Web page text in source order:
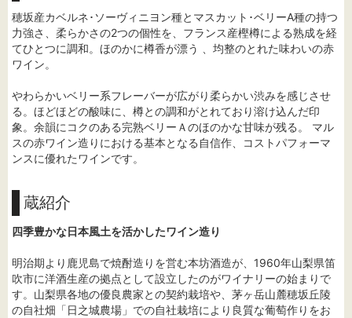
穂坂産カベルネ･ソーヴィニヨン種とマスカット･ベリーA種の持つ
力強さ、柔らかさの2つの個性を、フランス産樫樽による熟成を経
てひとつに調和。ほのかに樽香が漂う 、均整のとれた味わいの赤
ワイン。
やわらかいベリー系フレーバーが広がり柔らかい渋みを感じさせ
る。ほどほどの酸味に、樽との調和がとれており溶け込んだ印
象。余韻にコクのある完熟ベリーＡのほのかな甘味が残る。 マル
スの赤ワイン造りにおける基本となる自信作、コストパフォーマ
ンスに優れたワインです。
蔵紹介
四季豊かな日本風土を活かしたワイン造り
明治期より鹿児島で焼酎造りを営む本坊酒造が、1960年山梨県笛
吹市に洋酒生産の拠点として設立したのがワイナリーの始まりで
す。山梨県各地の優良農家との契約栽培や、茅ヶ岳山麓穂坂丘陵
の自社畑「日之城農場」での自社栽培により良質な葡萄作りをお